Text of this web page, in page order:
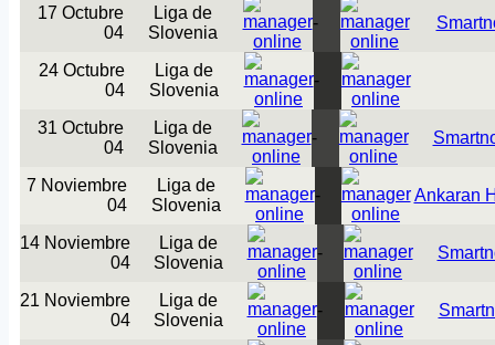
17 Octubre
04
Liga de
Slovenia
-
24 Octubre
04
Liga de
Slovenia
-
31 Octubre
04
Liga de
Slovenia
-
7 Noviembre
04
Liga de
Slovenia
- Ankaran
14 Noviembre
04
Liga de
Slovenia
-
21 Noviembre
04
Liga de
Slovenia
-